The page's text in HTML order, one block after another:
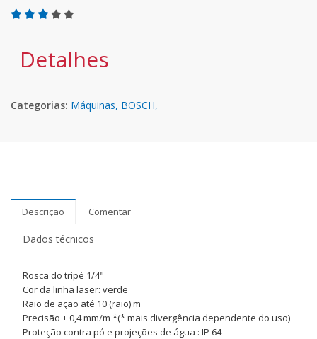
Detalhes
Categorias: Máquinas, BOSCH,
Descrição Comentar
Dados técnicos
Rosca do tripé 1/4"
Cor da linha laser: verde
Raio de ação até 10 (raio) m
Precisão ± 0,4 mm/m *(* mais divergência dependente do uso)
Proteção contra pó e projeções de água : IP 64